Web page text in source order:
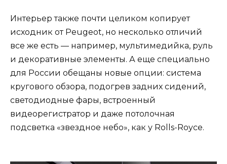
Интерьер также почти целиком копирует
исходник от Peugeot, но несколько отличий
все же есть — например, мультимедийка, руль
и декоративные элементы. А еще специально
для России обещаны новые опции: система
кругового обзора, подогрев задних сидений,
светодиодные фары, встроенный
видеорегистратор и даже потолочная
подсветка «звездное небо», как у Rolls-Royce.